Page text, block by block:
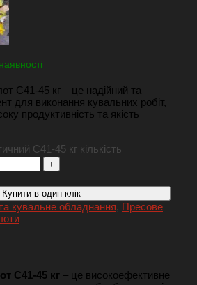
С41-45 кг – це надійний та
для виконання кувальних робіт,
продуктивність та якість
С41-45 кг кількість
Купити в один клік
кувальне обладнання, Пресове
С41-45 кг – це високоефективне